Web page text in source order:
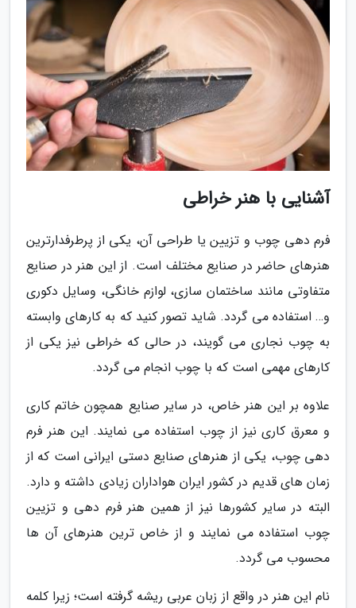
آشنایی با هنر خراطی
فرم دهی چوب و تزیین یا طراحی آن، یکی از پرطرفدارترین
هنرهای حاضر در صنایع مختلف است. از این هنر در صنایع
متفاوتی مانند ساختمان سازی، لوازم خانگی، وسایل دکوری
و… استفاده می گردد. شاید تصور کنید که به کارهای وابسته
به چوب نجاری می گویند، در حالی که خراطی نیز یکی از
کارهای مهمی است که با چوب انجام می گردد.
علاوه بر این هنر خاص، در سایر صنایع همچون خاتم کاری
و معرق کاری نیز از چوب استفاده می نمایند. این هنر فرم
دهی چوب، یکی از هنرهای صنایع دستی ایرانی است که از
زمان های قدیم در کشور ایران هواداران زیادی داشته و دارد.
البته در سایر کشورها نیز از همین هنر فرم دهی و تزیین
چوب استفاده می نمایند و از خاص ترین هنرهای آن ها
محسوب می گردد.
نام این هنر در واقع از زبان عربی ریشه گرفته است؛ زیرا کلمه